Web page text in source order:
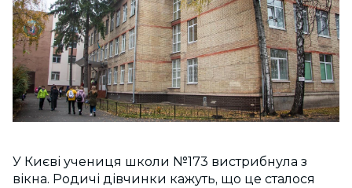
У Києві учениця школи №173 вистрибнула з
вікна. Родичі дівчинки кажуть, що це сталося